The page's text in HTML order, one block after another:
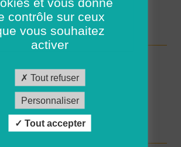
- secteur Miélan (H/F)
contrôle sur ceux
vous souhaitez
activer
Tout refuser
Personnaliser
Tout accepter